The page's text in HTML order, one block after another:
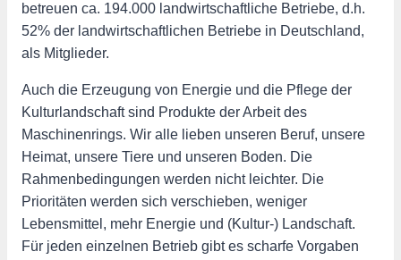
betreuen ca. 194.000 landwirtschaftliche Betriebe, d.h.
52% der landwirtschaftlichen Betriebe in Deutschland,
als Mitglieder.
Auch die Erzeugung von Energie und die Pflege der
Kulturlandschaft sind Produkte der Arbeit des
Maschinenrings. Wir alle lieben unseren Beruf, unsere
Heimat, unsere Tiere und unseren Boden. Die
Rahmenbedingungen werden nicht leichter. Die
Prioritäten werden sich verschieben, weniger
Lebensmittel, mehr Energie und (Kultur-) Landschaft.
Für jeden einzelnen Betrieb gibt es scharfe Vorgaben